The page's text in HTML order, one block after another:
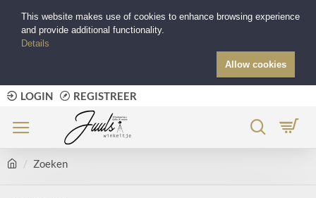
LOGIN REGISTREER
Zoeken
This website makes use of cookies to enhance browsing experience
and provide additional functionality.
Details
Allow cookies